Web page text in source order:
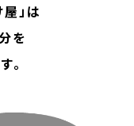
」は
を
。